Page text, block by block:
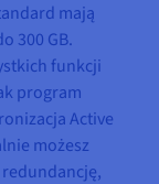
mają
300 GB.
funkcji
program
Active
możesz